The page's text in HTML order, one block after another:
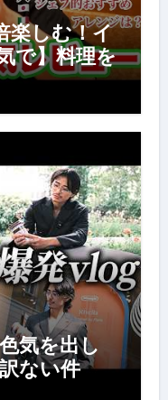
楽しむ！イ
で】料理を
気を出し
ない件